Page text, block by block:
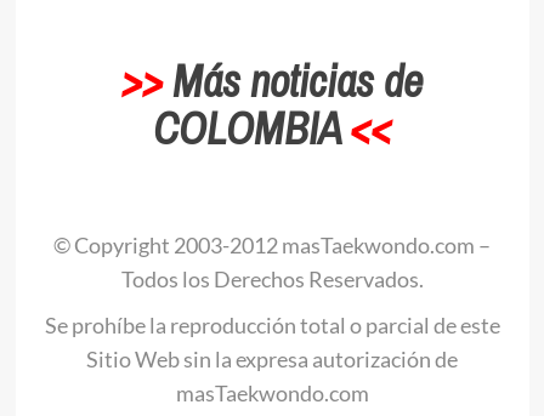
>>Más noticias de
COLOMBIA<<
© Copyright 2003-2012 masTaekwondo.com –
Todos los Derechos Reservados.
Se prohíbe la reproducción total o parcial de este
Sitio Web sin la expresa autorización de
masTaekwondo.com